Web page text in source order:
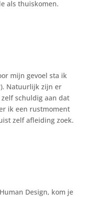
als thuiskomen.
mijn gevoel sta ik
Natuurlijk zijn er
schuldig aan dat
ik een rustmoment
zelf afleiding zoek.
Design, kom je